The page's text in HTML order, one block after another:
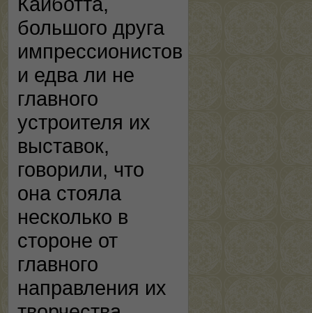
большого друга
импрессионистов
и едва ли не
главного
устроителя их
выставок,
говорили, что
она стояла
несколько в
стороне от
главного
направления их